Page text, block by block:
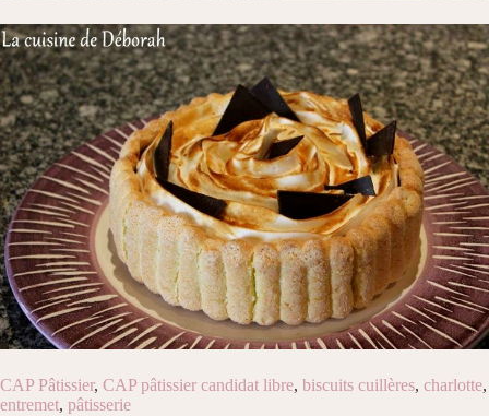
CAP Pâtissier, CAP pâtissier candidat libre, biscuits cuillères, charlotte,
entremet, pâtisserie